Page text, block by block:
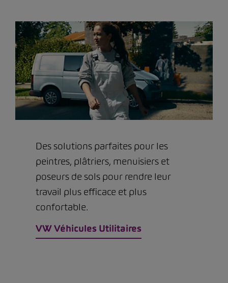
Des solutions parfaites pour les
peintres, plâtriers, menuisiers et
poseurs de sols pour rendre leur
travail plus efficace et plus
confortable.
VW Véhicules Utilitaires